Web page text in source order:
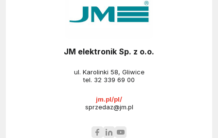
JM elektronik Sp. z o.o.
ul. Karolinki 58, Gliwice
tel. 32 339 69 00
jm.pl/pl/
sprzedaz@jm.pl